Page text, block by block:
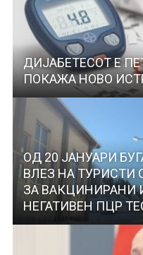
ДИЈАБЕТЕСОТ Е
ПОКАЖА НОВО
ОД 20 ЈАНУАРИ
ВЛЕЗ НА
ЗА ВАКЦИНИРАНИ
НЕГАТИВЕН ПЦР